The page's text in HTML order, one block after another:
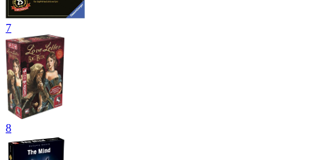
7
8